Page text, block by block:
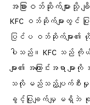
အခြားဝဘ်ဆိုက်များသို့
KFC ဝဘ်ဆိုက်များတွင် ပြု
ပြင်ပ ဝဘ်ဆိုက်များ၏
ပါသည်။ KFC သည် ကိုယ်ရ
များ၏ အကြောင်းအရာ
သလို မည်သည့်ပျက်စီး
ခွင့်ပြုချက်မျှ မရှိဘဲ စု